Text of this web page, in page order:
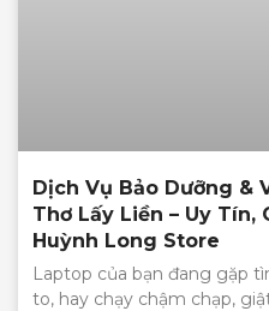
Dịch Vụ Bảo Dưỡng &
Thơ Lấy Liền – Uy Tín,
Huỳnh Long Store
Laptop của bạn đang gặp
to, hay chạy chậm chạp,